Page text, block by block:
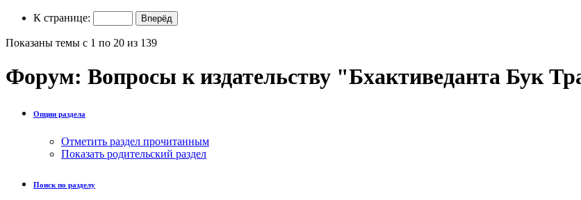
К странице:
Показаны темы с 1 по 20 из 139
Форум: Вопросы к издательству "Бхактиведанта Бук
Опции раздела
Отметить раздел прочитанным
Показать родительский раздел
Поиск по разделу